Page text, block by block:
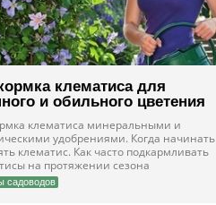
клематиса для
и обильного цветения
клематиса минеральными и
удобрениями. Когда начинать
клематис. Как часто подкармливать
на протяжении сезона
садоводов